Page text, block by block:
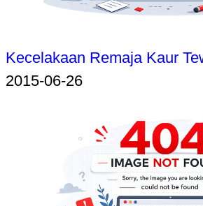
Kecelakaan Remaja Kaur
2015-06-26